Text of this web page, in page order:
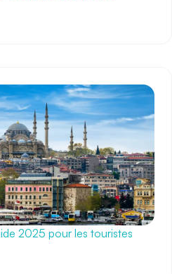
2025 pour les touristes